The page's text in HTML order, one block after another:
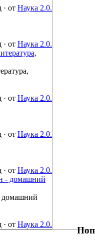
· от Наука 2.0.
· от Наука 2.0.
· от Наука 2.0.
· от Наука 2.0.
· от Наука 2.0.
- домашний
домашний
· от Наука 2.0.